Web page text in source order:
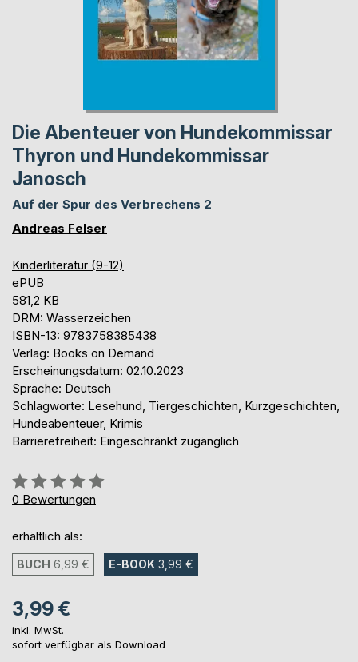
Die Abenteuer von Hundekommissar
Thyron und Hundekommissar
Janosch
Auf der Spur des Verbrechens 2
Andreas Felser
Kinderliteratur (9-12)
ePUB
581,2 KB
DRM: Wasserzeichen
ISBN-13: 9783758385438
Verlag: Books on Demand
Erscheinungsdatum: 02.10.2023
Sprache: Deutsch
Schlagworte: Lesehund, Tiergeschichten, Kurzgeschichten,
Hundeabenteuer, Krimis
Barrierefreiheit: Eingeschränkt zugänglich
Bewertung::
0%
0 Bewertungen
erhältlich als:
BUCH 6,99 € E-BOOK 3,99 €
3,99 €
inkl. MwSt.
sofort verfügbar als Download